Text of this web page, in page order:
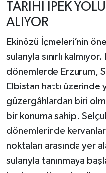
TARİHİ İPEK
ALIYOR
Ekinözü İçmeleri’nin
sularıyla sınırlı
dönemlerde Erzurum,
Elbistan hattı üzerinde
güzergâhlardan biri
bir konuma sahip.
dönemlerinde
noktaları arasında yer
sularıyla tanınmaya